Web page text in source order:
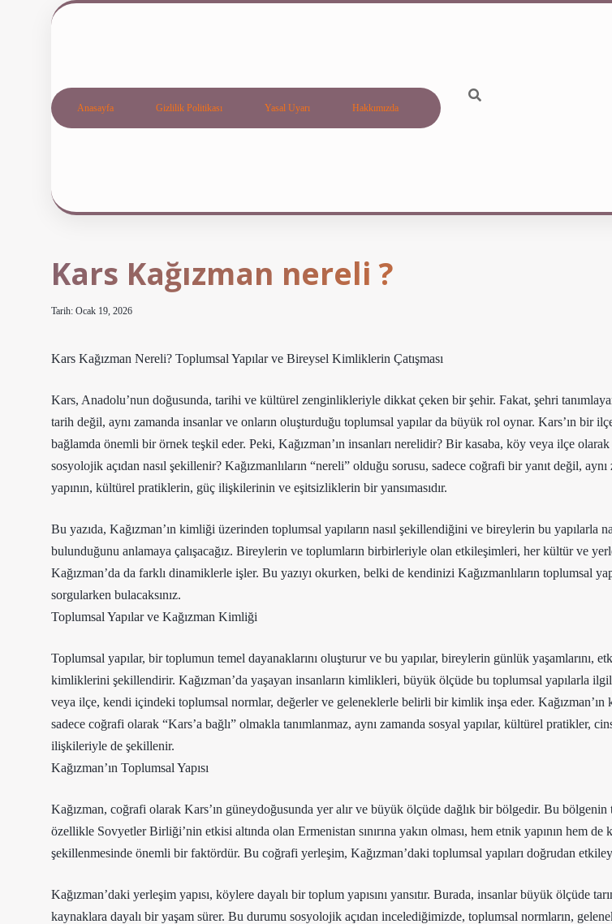
Anasayfa Gizlilik Politikası Yasal Uyarı Hakkımızda
Kars Kağızman nereli ?
Tarih: Ocak 19, 2026
Kars Kağızman Nereli? Toplumsal Yapılar ve Bireysel Kimliklerin Çatışması
Kars, Anadolu’nun doğusunda, tarihi ve kültürel zenginlikleriyle dikkat çeken bir şehir. Fakat, şehri
tarih değil, aynı zamanda insanlar ve onların oluşturduğu toplumsal yapılar da büyük rol oynar. Kars’ın bir
bağlamda önemli bir örnek teşkil eder. Peki, Kağızman’ın insanları nerelidir? Bir kasaba, köy veya ilçe olarak
sosyolojik açıdan nasıl şekillenir? Kağızmanlıların “nereli” olduğu sorusu, sadece coğrafi bir yanıt değil, aynı
yapının, kültürel pratiklerin, güç ilişkilerinin ve eşitsizliklerin bir yansımasıdır.
Bu yazıda, Kağızman’ın kimliği üzerinden toplumsal yapıların nasıl şekillendiğini ve bireylerin bu yapılarla
bulunduğunu anlamaya çalışacağız. Bireylerin ve toplumların birbirleriyle olan etkileşimleri, her kültür ve
Kağızman’da da farklı dinamiklerle işler. Bu yazıyı okurken, belki de kendinizi Kağızmanlıların toplumsal
sorgularken bulacaksınız.
Toplumsal Yapılar ve Kağızman Kimliği
Toplumsal yapılar, bir toplumun temel dayanaklarını oluşturur ve bu yapılar, bireylerin günlük yaşamlarını,
kimliklerini şekillendirir. Kağızman’da yaşayan insanların kimlikleri, büyük ölçüde bu toplumsal yapılarla
veya ilçe, kendi içindeki toplumsal normlar, değerler ve geleneklerle belirli bir kimlik inşa eder. Kağızman’ın
sadece coğrafi olarak “Kars’a bağlı” olmakla tanımlanmaz, aynı zamanda sosyal yapılar, kültürel pratikler,
ilişkileriyle de şekillenir.
Kağızman’ın Toplumsal Yapısı
Kağızman, coğrafi olarak Kars’ın güneydoğusunda yer alır ve büyük ölçüde dağlık bir bölgedir. Bu bölgenin
özellikle Sovyetler Birliği’nin etkisi altında olan Ermenistan sınırına yakın olması, hem etnik yapının hem
şekillenmesinde önemli bir faktördür. Bu coğrafi yerleşim, Kağızman’daki toplumsal yapıları doğrudan
Kağızman’daki yerleşim yapısı, köylere dayalı bir toplum yapısını yansıtır. Burada, insanlar büyük ölçüde
kaynaklara dayalı bir yaşam sürer. Bu durumu sosyolojik açıdan incelediğimizde, toplumsal normların,